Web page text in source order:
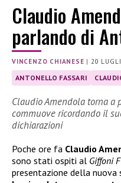
Claudio
parlando di
VINCENZO CHIANESE |20
ANTONELLO FASSARI
Claudio Amendola torna a
commuove ricordando il
dichiarazioni
Poche ore fa Claudio
sono stati ospiti al Giffoni
presentazione della nuova